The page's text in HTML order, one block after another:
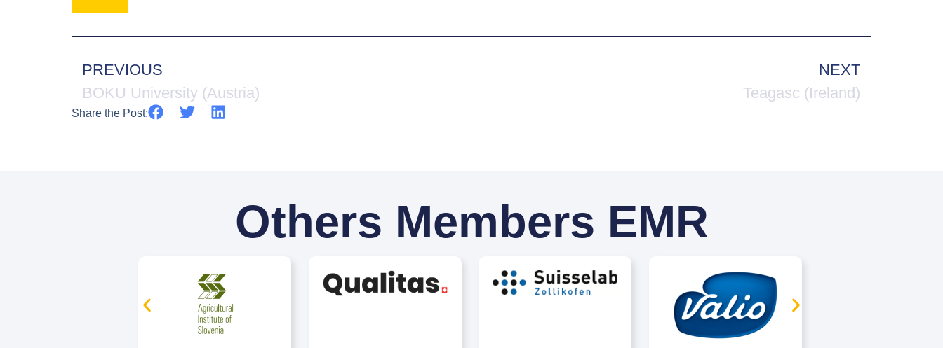
PREVIOUS
BOKU University (Austria)
NEXT
Teagasc (Ireland)
Share the Post:
Others Members EMR